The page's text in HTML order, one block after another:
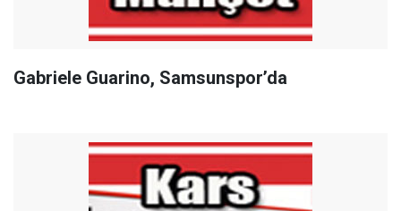
Gabriele Guarino, Samsunspor’da